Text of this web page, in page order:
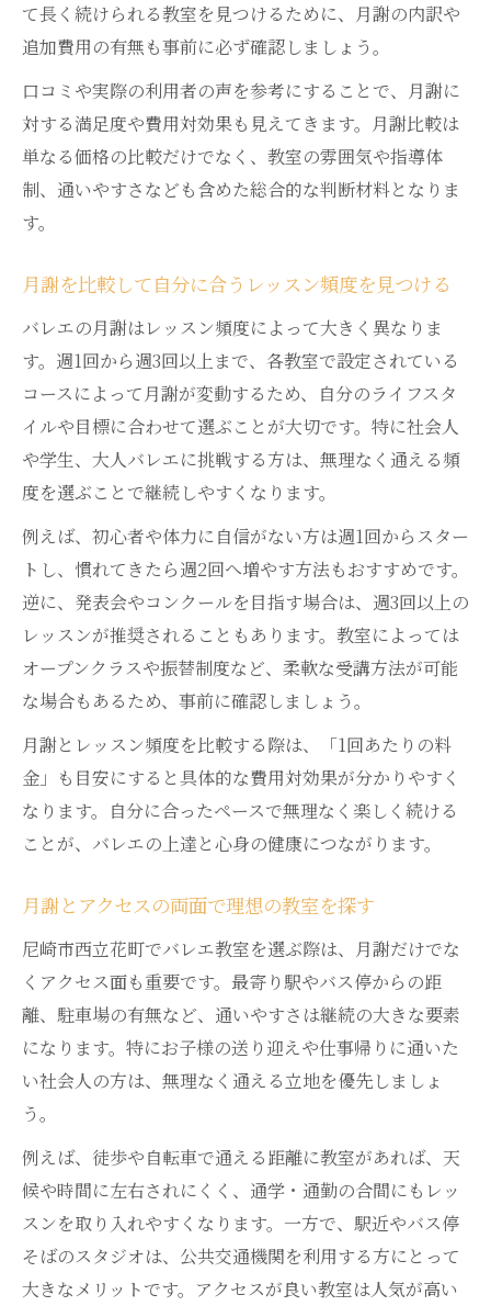
て長く続けられる教室を見つけるために、月謝の内訳や
追加費用の有無も事前に必ず確認しましょう。
口コミや実際の利用者の声を参考にすることで、月謝に
対する満足度や費用対効果も見えてきます。月謝比較は
単なる価格の比較だけでなく、教室の雰囲気や指導体
制、通いやすさなども含めた総合的な判断材料となりま
す。
月謝を比較して自分に合うレッスン頻度を見つける
バレエの月謝はレッスン頻度によって大きく異なりま
す。週1回から週3回以上まで、各教室で設定されている
コースによって月謝が変動するため、自分のライフスタ
イルや目標に合わせて選ぶことが大切です。特に社会人
や学生、大人バレエに挑戦する方は、無理なく通える頻
度を選ぶことで継続しやすくなります。
例えば、初心者や体力に自信がない方は週1回からスター
トし、慣れてきたら週2回へ増やす方法もおすすめです。
逆に、発表会やコンクールを目指す場合は、週3回以上の
レッスンが推奨されることもあります。教室によっては
オープンクラスや振替制度など、柔軟な受講方法が可能
な場合もあるため、事前に確認しましょう。
月謝とレッスン頻度を比較する際は、「1回あたりの料
金」も目安にすると具体的な費用対効果が分かりやすく
なります。自分に合ったペースで無理なく楽しく続ける
ことが、バレエの上達と心身の健康につながります。
月謝とアクセスの両面で理想の教室を探す
尼崎市西立花町でバレエ教室を選ぶ際は、月謝だけでな
くアクセス面も重要です。最寄り駅やバス停からの距
離、駐車場の有無など、通いやすさは継続の大きな要素
になります。特にお子様の送り迎えや仕事帰りに通いた
い社会人の方は、無理なく通える立地を優先しましょ
う。
例えば、徒歩や自転車で通える距離に教室があれば、天
候や時間に左右されにくく、通学・通勤の合間にもレッ
スンを取り入れやすくなります。一方で、駅近やバス停
そばのスタジオは、公共交通機関を利用する方にとって
大きなメリットです。アクセスが良い教室は人気が高い